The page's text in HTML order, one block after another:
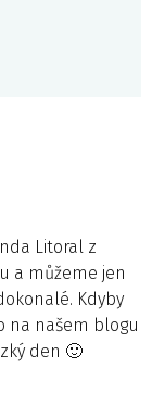
Litoral z
a můžeme jen
Kdyby
na našem blogu
den 🙂